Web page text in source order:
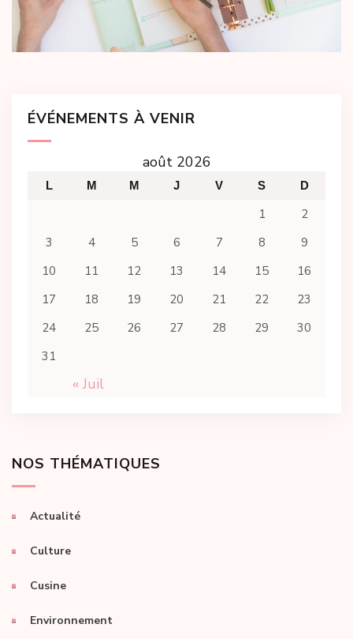
ÉVÉNEMENTS À VENIR
août 2026
L M M J V S D
1
2
3
4 5 6 7 8
9
10
11 12 13 14 15
16
17
18 19 20 21 22
23
24
25 26 27 28 29
30
31
« Juil
NOS THÉMATIQUES
Actualité
Culture
Cusine
Environnement